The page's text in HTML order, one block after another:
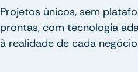
Projetos únicos, sem
prontas, com tecnologia
à realidade de cada